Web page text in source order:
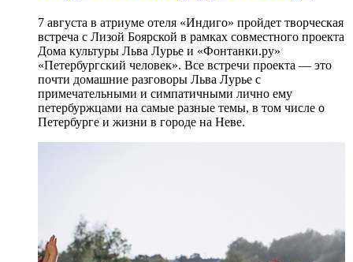
7 августа в атриуме отеля «Индиго» пройдет творческая
встреча с Лизой Боярской в рамках совместного проекта
Дома культуры Льва Лурье и «Фонтанки.ру»
«Петербургский человек». Все встречи проекта — это
почти домашние разговоры Льва Лурье с
примечательными и симпатичными лично ему
петербуржцами на самые разные темы, в том числе о
Петербурге и жизни в городе на Неве.